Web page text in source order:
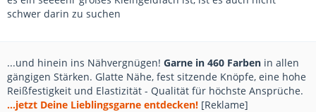
schwer darin zu suchen
...und hinein ins Nähvergnügen! Garne in 460 Farben in allen
gängigen Stärken. Glatte Nähe, fest sitzende Knöpfe, eine hohe
Reißfestigkeit und Elastizität - Qualität für höchste Ansprüche.
...jetzt Deine Lieblingsgarne entdecken! [Reklame]